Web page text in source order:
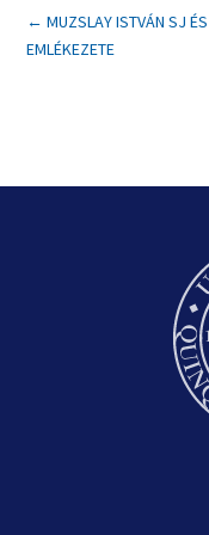
←MUZSLAY ISTVÁN SJ
EMLÉKEZETE